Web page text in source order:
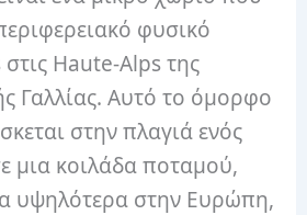
φυσικό
Haute-Alps της
Γαλλίας. Αυτό το όμορφο
στην πλαγιά ενός
μια κοιλάδα ποταμού,
υψηλότερα στην Ευρώπη,